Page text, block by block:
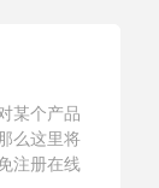
某个产品
么这里将
注册在线